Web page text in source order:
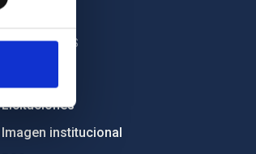
OTROS ENLACES
Licitaciones
Imagen institucional